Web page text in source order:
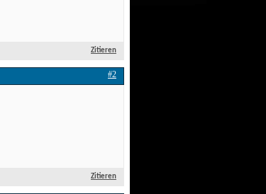
Zitieren
#2
Zitieren